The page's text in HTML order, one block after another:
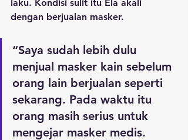
laku. Kondisi sulit itu Ela akali
dengan berjualan masker.
“Saya sudah lebih dulu
menjual masker kain sebelum
orang lain berjualan seperti
sekarang. Pada waktu itu
orang masih serius untuk
mengejar masker medis.